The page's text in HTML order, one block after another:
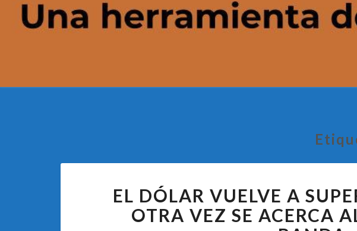
DÓLAR
VUELVE
A
EL DÓLAR VUELVE A
OTRA VEZ SE ACERCA